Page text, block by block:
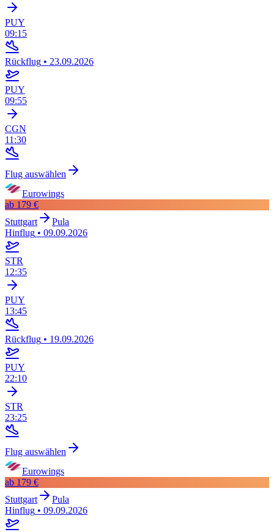
PUY
09:15
Rückflug • 23.09.2026
PUY
09:55
CGN
11:30
Flug auswählen
Eurowings
ab 179 €
Stuttgart
Pula
Hinflug • 09.09.2026
STR
12:35
PUY
13:45
Rückflug • 19.09.2026
PUY
22:10
STR
23:25
Flug auswählen
Eurowings
ab 179 €
Stuttgart
Pula
Hinflug • 09.09.2026